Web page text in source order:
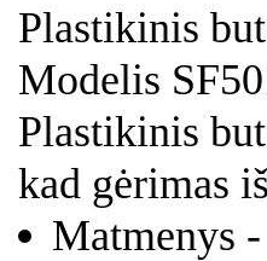
Plastikinis
Modelis
Plastikinis
kad gėrimas
Matmenys